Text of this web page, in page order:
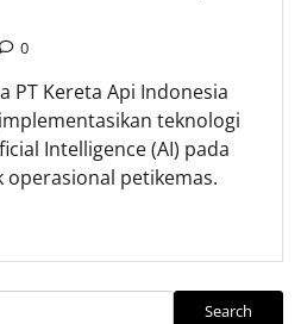
0
PT Kereta Api Indonesia
teknologi
Intelligence (AI) pada
petikemas.
Search